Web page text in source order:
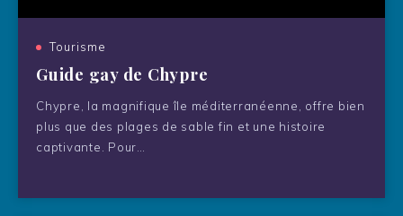
Tourisme
Guide gay de Chypre
Chypre, la magnifique île méditerranéenne, offre bien
plus que des plages de sable fin et une histoire
captivante. Pour…